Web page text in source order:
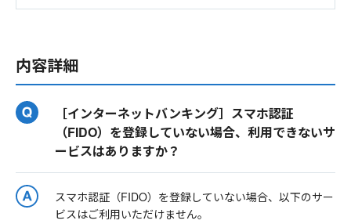
内容詳細
［インターネットバンキング］スマホ認証
（FIDO）を登録していない場合、利用できないサ
ービスはありますか？
スマホ認証（FIDO）を登録していない場合、以下のサー
ビスはご利用いただけません。